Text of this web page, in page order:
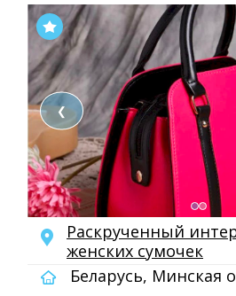
❮
Раскрученный
женских сумочек
Беларусь, Минская